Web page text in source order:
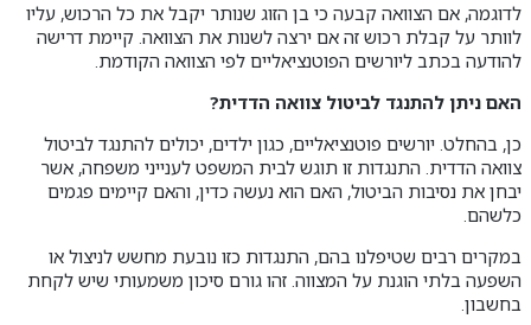
לדוגמה, אם הצוואה קבעה כי בן הזוג שנותר יקבל את כל הרכוש, עליו
לוותר על קבלת רכוש זה אם ירצה לשנות את הצוואה. קיימת דרישה
להודעה בכתב ליורשים הפוטנציאליים לפי הצוואה הקודמת.
האם ניתן להתנגד לביטול צוואה הדדית?
כן, בהחלט. יורשים פוטנציאליים, כגון ילדים, יכולים להתנגד לביטול
צוואה הדדית. התנגדות זו תוגש לבית המשפט לענייני משפחה, אשר
יבחן את נסיבות הביטול, האם הוא נעשה כדין, והאם קיימים פגמים
כלשהם.
במקרים רבים שטיפלנו בהם, התנגדות כזו נובעת מחשש לניצול או
השפעה בלתי הוגנת על המצווה. זהו גורם סיכון משמעותי שיש לקחת
בחשבון.